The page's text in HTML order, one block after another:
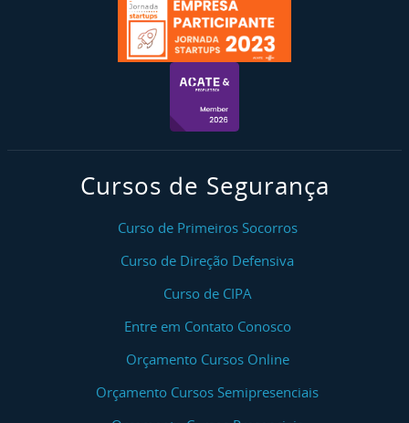
Cursos de Segurança
Curso de Primeiros Socorros
Curso de Direção Defensiva
Curso de CIPA
Entre em Contato Conosco
Orçamento Cursos Online
Orçamento Cursos Semipresenciais